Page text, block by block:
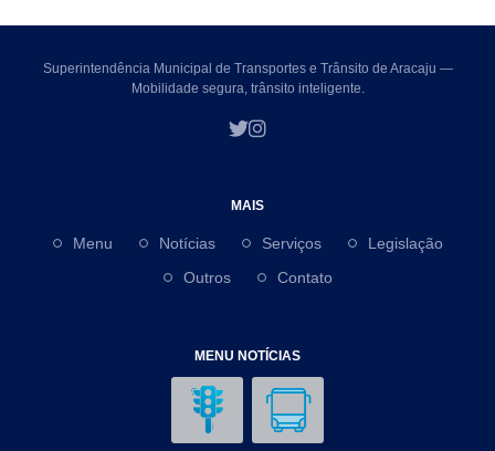
Superintendência Municipal de Transportes e Trânsito de Aracaju —
Mobilidade segura, trânsito inteligente.
MAIS
Menu Notícias Serviços
Legislação
Outros
Contato
MENU NOTÍCIAS